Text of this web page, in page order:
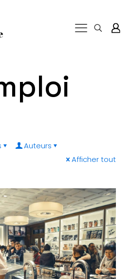
Auteurs
Afficher tout